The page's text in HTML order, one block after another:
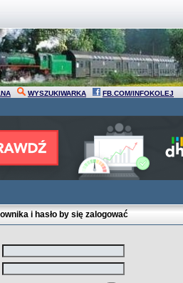
WYSZUKIWARKA FB.COM/INFOKOLEJ
i hasło by się zalogować